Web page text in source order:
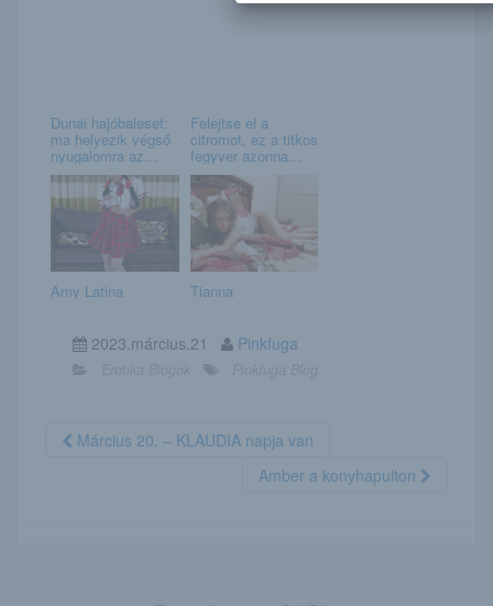
Dunai hajóbaleset:
ma helyezik végső
nyugalomra az...
Felejtse el a
citromot, ez a titkos
fegyver azonna...
Amy Latina Tianna
2023.március.21 Pinkfuga
Március 20. – KLAUDIA napja van
Amber a konyhapulton